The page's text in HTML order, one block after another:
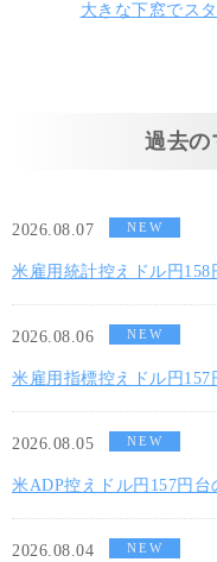
大きな下窓でス
過去の
2026.08.07 NEW
米雇用統計控えドル円158
2026.08.06 NEW
米雇用指標控えドル円157
2026.08.05 NEW
米ADP控えドル円157円台
2026.08.04 NEW